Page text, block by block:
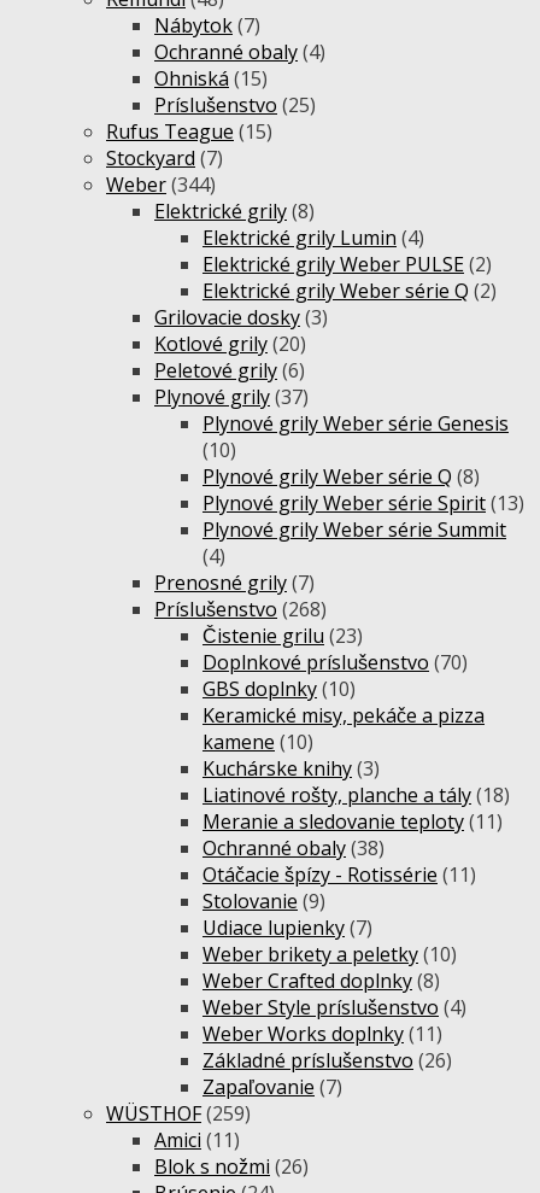
Nábytok(7)
Ochranné obaly(4)
Ohniská (15)
Príslušenstvo (25)
Rufus Teague (15)
Stockyard (7)
Weber(344)
Elektrické grily(8)
Elektrické grily Lumin (4)
Elektrické grily Weber PULSE(2)
Elektrické grily Weber série Q (2)
Grilovacie dosky(3)
Kotlové grily(20)
Peletové grily(6)
Plynové grily(37)
Plynové grily Weber série Genesis
(10)
Plynové grily Weber série Q (8)
Plynové grily Weber série Spirit(13)
Plynové grily Weber série Summit
(4)
Prenosné grily(7)
Príslušenstvo (268)
Čistenie grilu (23)
Doplnkové príslušenstvo (70)
GBS doplnky(10)
Keramické misy, pekáče a pizza
kamene (10)
Kuchárske knihy(3)
Liatinové rošty, planche a tály(18)
Meranie a sledovanie teploty(11)
Ochranné obaly(38)
Otáčacie špízy - Rotissérie (11)
Stolovanie (9)
Udiace lupienky(7)
Weber brikety a peletky(10)
Weber Crafted doplnky(8)
Weber Style príslušenstvo (4)
Weber Works doplnky(11)
Základné príslušenstvo (26)
Zapaľovanie (7)
WÜSTHOF(259)
Amici (11)
Blok s nožmi (26)